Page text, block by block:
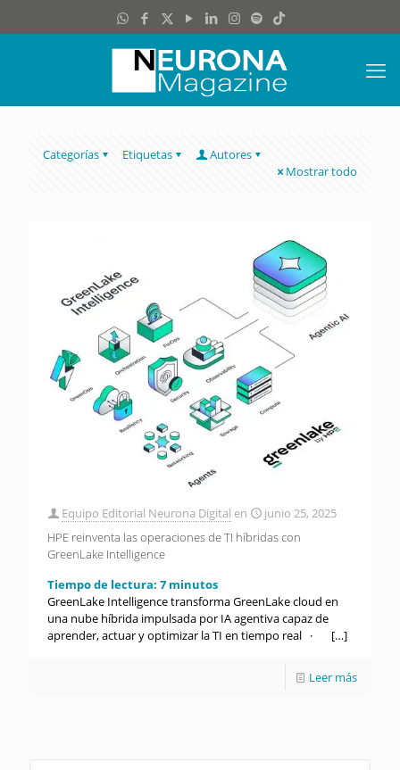
Categorías Etiquetas
Autores
Mostrar todo
Equipo Editorial Neurona Digital en
junio 25, 2025
HPE reinventa las operaciones de TI híbridas con
GreenLake Intelligence
Tiempo de lectura: 7 minutos
GreenLake Intelligence transforma GreenLake cloud en
una nube híbrida impulsada por IA agentiva capaz de
aprender, actuar y optimizar la TI en tiempo real ·
[…]
Leer más